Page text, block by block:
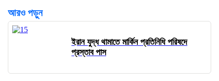
আরও পড়ুন
ইরান যুদ্ধ থামাতে মার্কিন প্রতিনিধি পরিষদে
প্রস্তাব পাস